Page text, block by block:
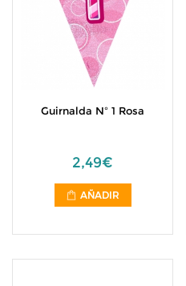
Guirnalda Nº 1 Rosa
2,49€
AÑADIR